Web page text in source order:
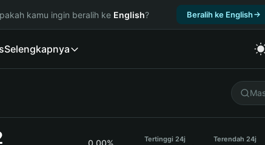
kamu ingin beralih ke English? Beralih ke English
Selengkapnya
0.00% Tertinggi 24j Terendah 24j